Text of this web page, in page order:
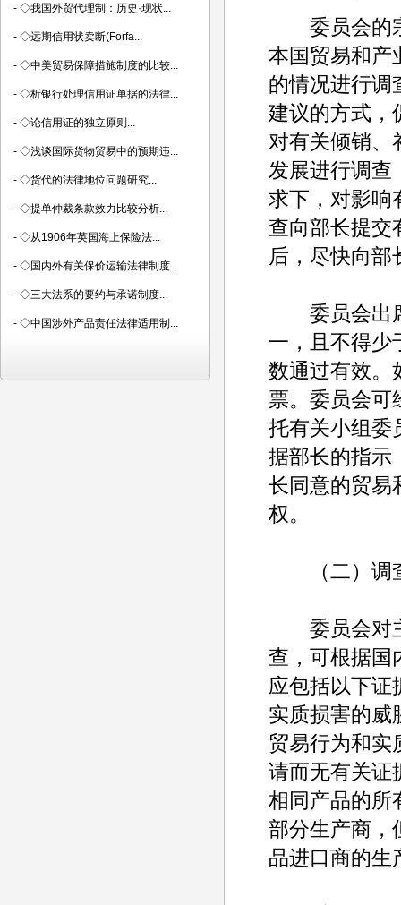
委员会的宗
本国贸易和产
的情况进行调
建议的方式，
对有关倾销、
发展进行调查
求下，对影响
查向部长提交
后，尽快向部
委员会出席
一，且不得少
数通过有效。
票。委员会可
托有关小组委
据部长的指示
长同意的贸易
权。
（二）调
委员会对主
查，可根据国
应包括以下证
实质损害的威
贸易行为和实
请而无有关证
相同产品的所
部分生产商，
品进口商的生
- ◇我国外贸代理制：历史·现状...
- ◇远期信用状卖断(Forfa...
- ◇中美贸易保障措施制度的比较...
- ◇析银行处理信用证单据的法律...
- ◇论信用证的独立原则...
- ◇浅谈国际货物贸易中的预期违...
- ◇货代的法律地位问题研究...
- ◇提单仲裁条款效力比较分析...
- ◇从1906年英国海上保险法...
- ◇国内外有关保价运输法律制度...
- ◇三大法系的要约与承诺制度...
- ◇中国涉外产品责任法律适用制...